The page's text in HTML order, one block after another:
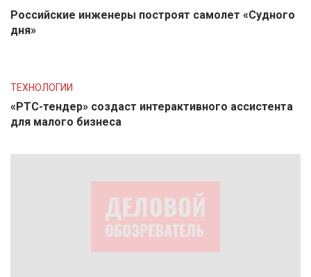
Российские инженеры построят самолет «Судного
дня»
ТЕХНОЛОГИИ
«РТС-тендер» создаст интерактивного ассистента
для малого бизнеса